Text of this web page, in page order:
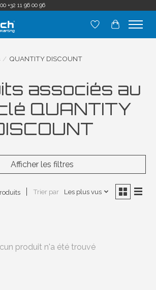
+32 11 96 00 96
Liste dePanier
/ QUANTITY DISCOUNT
associés au
QUANTITY
Afficher les filtres
Trier par Les plus vus
produit n'a été trouvé